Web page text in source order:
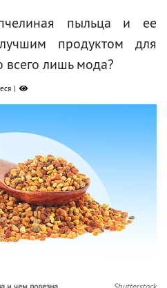
пыльца и ее
продуктом для
всего лишь мода?